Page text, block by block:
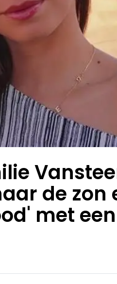
de zon
met een